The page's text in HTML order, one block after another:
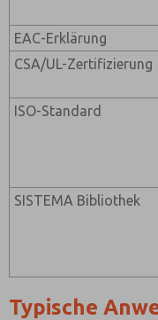
EAC-Erklärung
CSA/UL-Zertifizierung
ISO-Standard
SISTEMA Bibliothek
Typische